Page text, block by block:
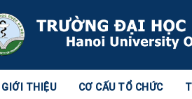
GIỚI THIỆU CƠ CẤU TỔ CHỨC